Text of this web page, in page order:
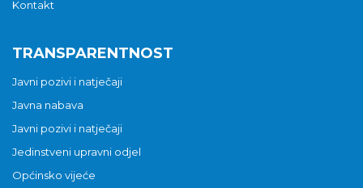
Kontakt
TRANSPARENTNOST
Javni pozivi i natječaji
Javna nabava
Javni pozivi i natječaji
Jedinstveni upravni odjel
Općinsko vijeće